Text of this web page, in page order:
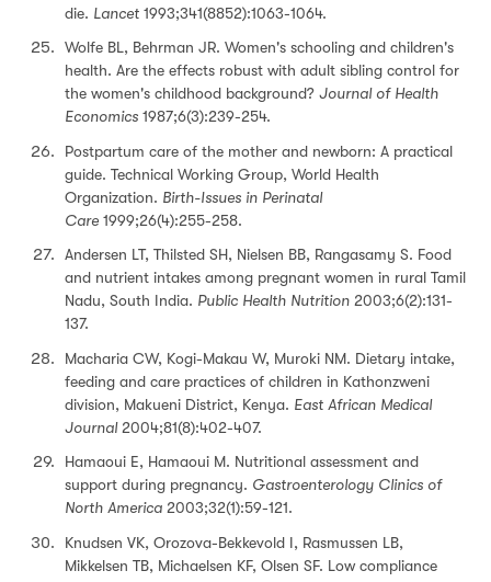
die. Lancet 1993;341(8852):1063-1064.
Wolfe BL, Behrman JR. Women's schooling and children's
health. Are the effects robust with adult sibling control for
the women's childhood background? Journal of Health
Economics 1987;6(3):239-254.
Postpartum care of the mother and newborn: A practical
guide. Technical Working Group, World Health
Organization. Birth-Issues in Perinatal
Care 1999;26(4):255-258.
Andersen LT, Thilsted SH, Nielsen BB, Rangasamy S. Food
and nutrient intakes among pregnant women in rural Tamil
Nadu, South India. Public Health Nutrition 2003;6(2):131-
137.
Macharia CW, Kogi-Makau W, Muroki NM. Dietary intake,
feeding and care practices of children in Kathonzweni
division, Makueni District, Kenya. East African Medical
Journal2004;81(8):402-407.
Hamaoui E, Hamaoui M. Nutritional assessment and
support during pregnancy. Gastroenterology Clinics of
North America 2003;32(1):59-121.
Knudsen VK, Orozova-Bekkevold I, Rasmussen LB,
Mikkelsen TB, Michaelsen KF, Olsen SF. Low compliance